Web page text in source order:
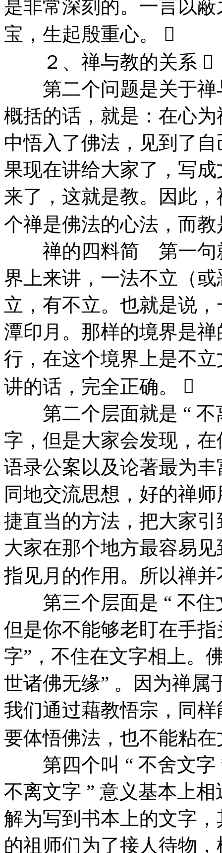
是非常深刻的。一言以
宝，生起殷重心。 
２、禅与教的关系 
第二个问题是关于禅
概括的话，就是：在心
中悟入了佛法，见到了
果现在讲给大家了，写
来了，这就是教。因此
个禅是佛法的心法，而
禅的四料简 第一句就
界上来讲，一法不立（
立，有不立。也就是说
潭印月。那样的境界是
行，在这个境界上是不
讲的话，完全正确。 
第二个层面就是 “ 不
字，但是大家会发现，
语录公案以及论著最为
同地交流思想，好的禅
捷直当的方法，把大家
大家在那个地方最容易
指见月的作用。所以禅
第三个层面是 “ 不住
但是你不能够老盯在手
字”，不住在文字相上。
世诸佛无缘” 。因为禅属
我们通过藉教悟宗，同
要体悟佛法，也不能粘
第四个叫 “ 不舍文字 ”
不离文字 ” 意义基本上
解为写到书本上的文字
的祖师们为了接人待物